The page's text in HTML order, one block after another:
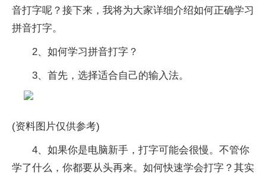
音打字呢？接下来，我将为大家详细介绍如何正确学习
拼音打字。
2、如何学习拼音打字？
3、首先，选择适合自己的输入法。
(资料图片仅供参考)
4、如果你是电脑新手，打字可能会很慢。不管你
学了什么，你都要从头再来。如何快速学会打字？其实